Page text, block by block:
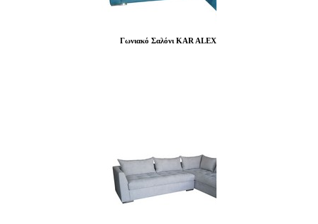
Γωνιακό Σαλόνι KAR ALEX